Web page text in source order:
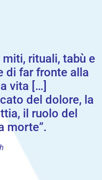
rituali, tabù e
di far fronte alla
vita […]
del dolore, la
il ruolo del
morte”.